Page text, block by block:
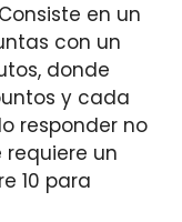
Consiste en un
con un
donde
y cada
responder no
un
10 para